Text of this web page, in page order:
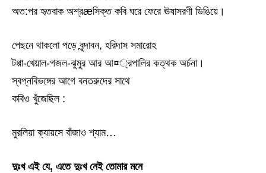
অত:পর হৃতবাক অশ্রæসিক্ত কবি ঘরে ফেরে ঊষাসরণী ডিঙিয়ে।
পেছনে থাকলো পড়ে বৃন্দাবন, হরিদাস সমারোহ
টপ্পা-খেয়াল-গজল-ঝুমুর আর আ¤্রপালির কত্থক অর্চনা।
স্বপ্নবিভঙ্গের আগে বনতরুদের সাথে
কবিও খুঁজেছিল :
মুরলিয়া ক্যায়সে বাঁজাও শ্যাম…
দুঃখ এই যে, এতে দুঃখ নেই তোমার মনে